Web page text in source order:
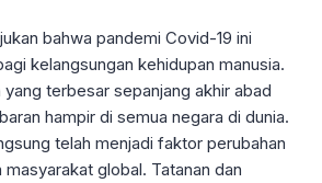
bahwa pandemi Covid-19 ini
kelangsungan kehidupan manusia.
yang terbesar sepanjang akhir abad
hampir di semua negara di dunia.
telah menjadi faktor perubahan
global. Tatanan dan